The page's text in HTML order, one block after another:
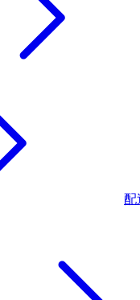
配